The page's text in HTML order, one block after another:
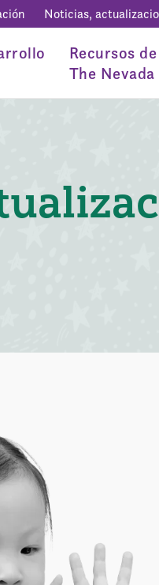
Noticias,
Recursos
The